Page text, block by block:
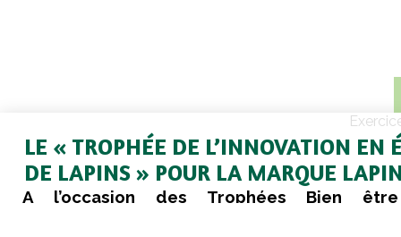
LE « TROPHÉE DE L’INNOVATION EN
DE LAPINS » POUR LA MARQUE
A l’occasion des Trophées Bien